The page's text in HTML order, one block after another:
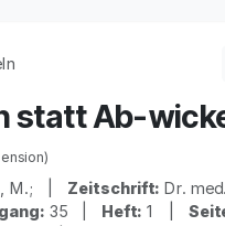
statt Ab-
M.; | Zeitschrift: Dr.
35 | Heft: 1 |